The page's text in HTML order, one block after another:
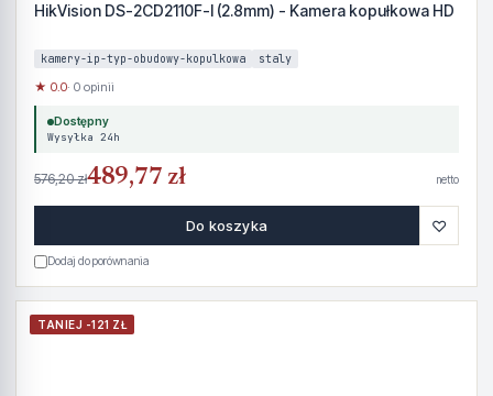
HikVision DS-2CD2110F-I (2.8mm) - Kamera kopułkowa HD
kamery-ip-typ-obudowy-kopulkowa staly
★ 0.0· 0 opinii
Dostępny
Wysyłka 24h
576,20 zł489,77 zł netto
Do koszyka ♡
Dodaj do porównania
TANIEJ -121 ZŁ